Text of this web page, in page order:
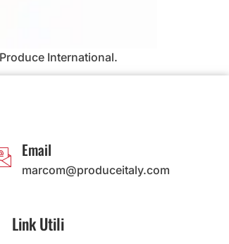
International.
Email
marcom@produceitaly.com
Link Utili